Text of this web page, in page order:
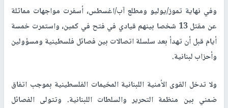
وفي نهاية تموز/يوليو ومطلع آب/اغسطس، أسفرت مواجهات مماثلة
عن مقتل 13 شخصا بينهم قيادي في فتح في كمين، واستمرت خمسة
أيام قبل أن تهدأ بعد سلسلة اتصالات بين فصائل فلسطينية ومسؤولين
وأحزاب لبنانية.
ولا تدخل القوى الأمنية اللبنانية المخيمات الفلسطينية بموجب اتفاق
ضمني بين منظمة التحرير والسلطات اللبنانية. وتتولى الفصائل